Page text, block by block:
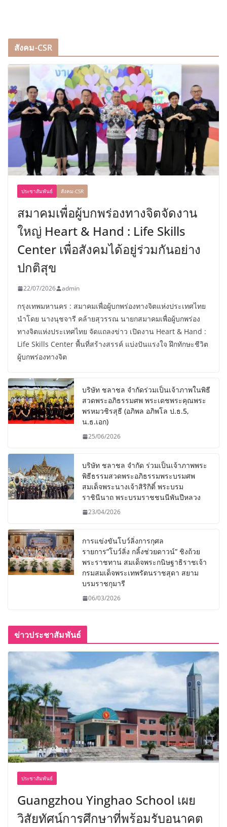
สังคม-CSR
ประชาสัมพันธ์ สังคม-CSR
สมาคมเพื่อผู้บกพร่องทางจิตจัดงาน
ใหญ่ Heart & Hand : Life Skills
Center เพื่อสังคมได้อยู่ร่วมกันอย่าง
ปกติสุข
22/07/2026 admin
กรุงเทพมหานคร : สมาคมเพื่อผู้บกพร่องทางจิตแห่งประเทศไทย
นำโดย นางนุชจารี คล้ายสุวรรณ นายกสมาคมเพื่อผู้บกพร่อง
ทางจิตแห่งประเทศไทย จัดแถลงข่าว เปิดงาน Heart & Hand :
Life Skills Center พื้นที่สร้างสรรค์ แบ่งปันแรงใจ ฝึกทักษะชีวิต
ผู้บกพร่องทางจิต
บริษัท ชลาชล จำกัดร่วมเป็นเจ้าภาพในพิธี
สวดพระอภิธรรมศพ พระเดชพระคุณพระ
พรหมวชิรสุธี (อภิพล อภิพโล ป.ธ.5,
น.ธ.เอก)
25/06/2026
บริษัท ชลาชล จำกัด ร่วมเป็นเจ้าภาพพระ
พิธีธรรมสวดพระอภิธรรมพระบรมศพ
สมเด็จพระนางเจ้าสิริกิติ์ พระบรม
ราชินีนาถ พระบรมราชชนนีพันปีหลวง
23/04/2026
การแข่งขันโบว์ลิ่งการกุศล
รายการ“โบว์ลิ่ง กลิ้งช่วยดาวน์” ชิงถ้วย
พระราชทาน สมเด็จพระกนิษฐาธิราชเจ้า
กรมสมเด็จพระเทพรัตนราชสุดา สยาม
บรมราชกุมารี
06/03/2026
ข่าวประชาสัมพันธ์
ประชาสัมพันธ์
Guangzhou Yinghao School เผย
วิสัยทัศน์การศึกษาที่พร้อมรับอนาคต